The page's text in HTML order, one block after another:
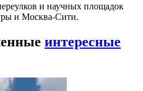
и научных площадок
и Москва-Сити.
интересные